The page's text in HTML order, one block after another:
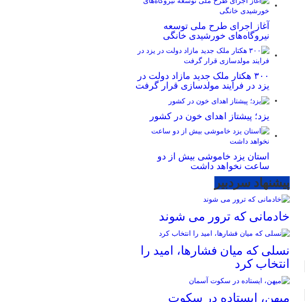
آغاز اجرای طرح ملی توسعه
نیروگاه‌های خورشیدی خانگی
۳۰۰ هکتار ملک جدید مازاد دولت در
یزد در فرایند مولدسازی قرار گرفت
یزد؛ پیشتاز اهدای خون در کشور
استان یزد خاموشی بیش از دو
ساعت نخواهد داشت
پیشنهاد سردبیر
خادمانی که ترور می شوند
نسلی که میان فشارها، امید را
انتخاب کرد
میهن، ایستاده در سکوت